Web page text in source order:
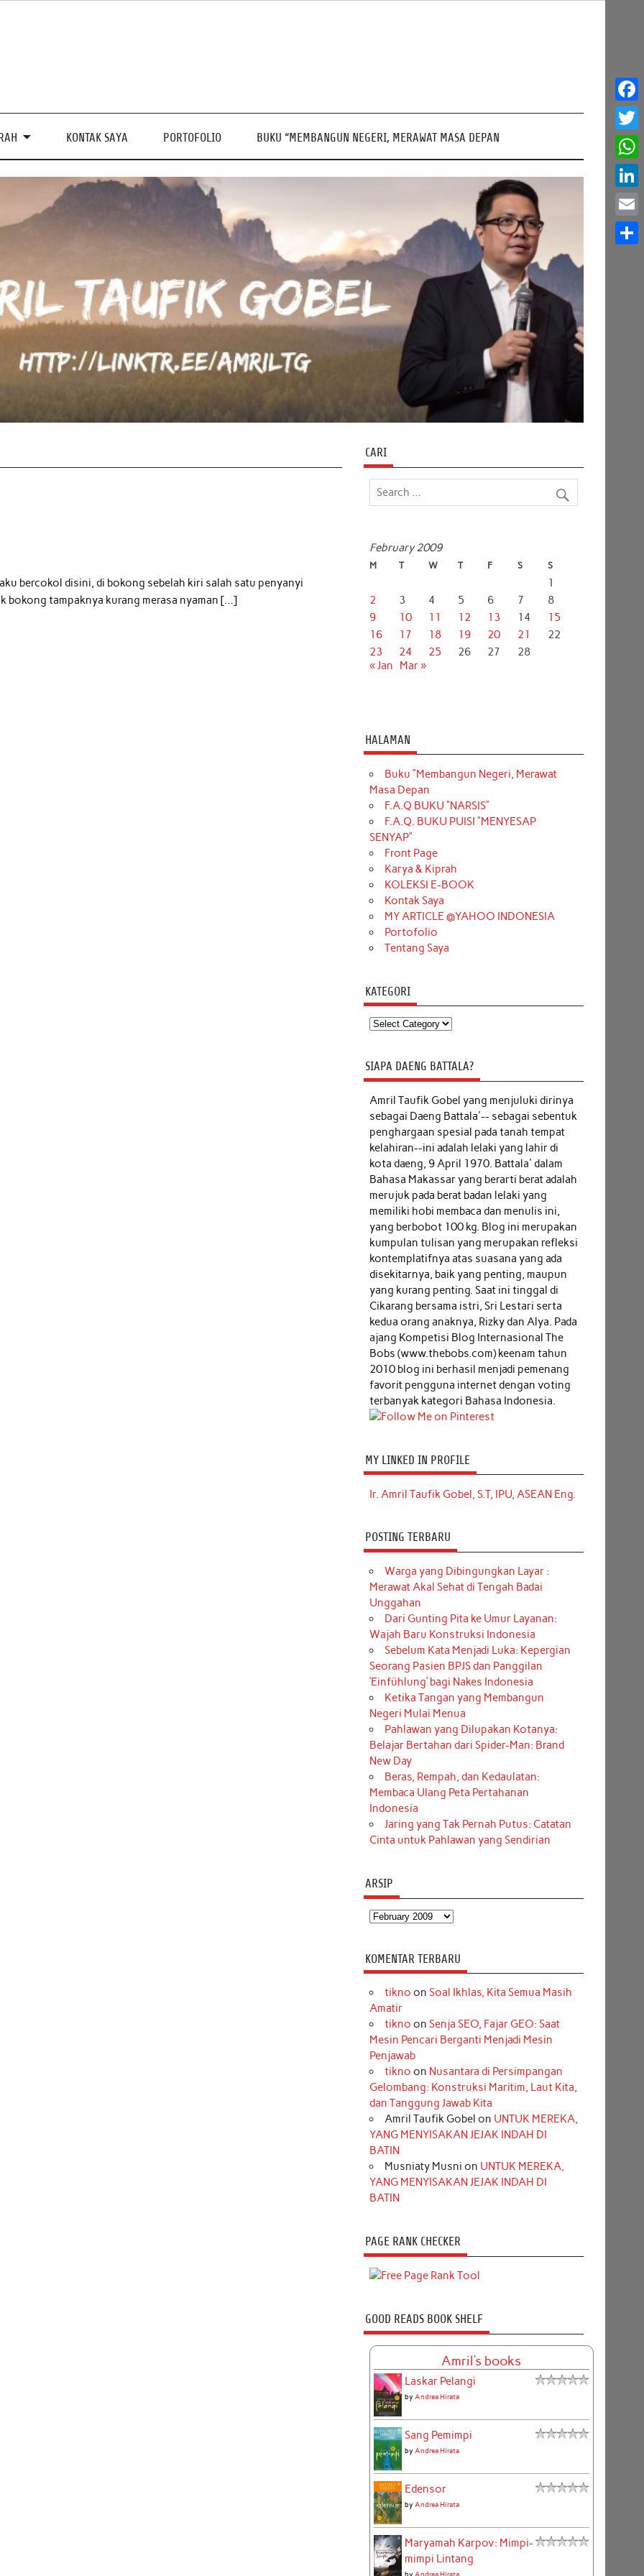
KONTAK SAYA PORTOFOLIO BUKU “MEMBANGUN NEGERI, MERAWAT MASA DEPAN
bercokol disini, di bokong sebelah kiri salah satu penyanyi
bokong tampaknya kurang merasa nyaman […]
CARI
February 2009
M T W T F S S
1
2
3 4 5 6 7
8
9
10 11 12 13 14
15
16
17 18 19 20 21
22
23
24 25 26 27
28
« Jan
Mar »
HALAMAN
Buku “Membangun Negeri, Merawat
Masa Depan
F.A.Q BUKU “NARSIS”
F.A.Q. BUKU PUISI “MENYESAP
SENYAP”
Front Page
Karya & Kiprah
KOLEKSI E-BOOK
Kontak Saya
MY ARTICLE @YAHOO INDONESIA
Portofolio
Tentang Saya
KATEGORI
Kategori
SIAPA DAENG BATTALA?
Amril Taufik Gobel yang menjuluki dirinya
sebagai Daeng Battala'-- sebagai sebentuk
penghargaan spesial pada tanah tempat
kelahiran--ini adalah lelaki yang lahir di
kota daeng, 9 April 1970. Battala' dalam
Bahasa Makassar yang berarti berat adalah
merujuk pada berat badan lelaki yang
memiliki hobi membaca dan menulis ini,
yang berbobot 100 kg. Blog ini merupakan
kumpulan tulisan yang merupakan refleksi
kontemplatifnya atas suasana yang ada
disekitarnya, baik yang penting, maupun
yang kurang penting. Saat ini tinggal di
Cikarang bersama istri, Sri Lestari serta
kedua orang anaknya, Rizky dan Alya. Pada
ajang Kompetisi Blog Internasional The
Bobs (www.thebobs.com) keenam tahun
2010 blog ini berhasil menjadi pemenang
favorit pengguna internet dengan voting
terbanyak kategori Bahasa Indonesia.
MY LINKED IN PROFILE
Ir. Amril Taufik Gobel, S.T, IPU, ASEAN Eng.
POSTING TERBARU
Warga yang Dibingungkan Layar :
Merawat Akal Sehat di Tengah Badai
Unggahan
Dari Gunting Pita ke Umur Layanan:
Wajah Baru Konstruksi Indonesia
Sebelum Kata Menjadi Luka: Kepergian
Seorang Pasien BPJS dan Panggilan
‘Einfühlung’ bagi Nakes Indonesia
Ketika Tangan yang Membangun
Negeri Mulai Menua
Pahlawan yang Dilupakan Kotanya:
Belajar Bertahan dari Spider-Man: Brand
New Day
Beras, Rempah, dan Kedaulatan:
Membaca Ulang Peta Pertahanan
Indonesia
Jaring yang Tak Pernah Putus: Catatan
Cinta untuk Pahlawan yang Sendirian
ARSIP
Arsip
KOMENTAR TERBARU
tikno on Soal Ikhlas, Kita Semua Masih
Amatir
tikno on Senja SEO, Fajar GEO: Saat
Mesin Pencari Berganti Menjadi Mesin
Penjawab
tikno on Nusantara di Persimpangan
Gelombang: Konstruksi Maritim, Laut Kita,
dan Tanggung Jawab Kita
Amril Taufik Gobel on UNTUK MEREKA,
YANG MENYISAKAN JEJAK INDAH DI
BATIN
Musniaty Musni on UNTUK MEREKA,
YANG MENYISAKAN JEJAK INDAH DI
BATIN
PAGE RANK CHECKER
GOOD READS BOOK SHELF
Amril's books
Laskar Pelangi
by Andrea Hirata
Sang Pemimpi
by Andrea Hirata
Edensor
by Andrea Hirata
Maryamah Karpov: Mimpi-
mimpi Lintang
by Andrea Hirata
Email